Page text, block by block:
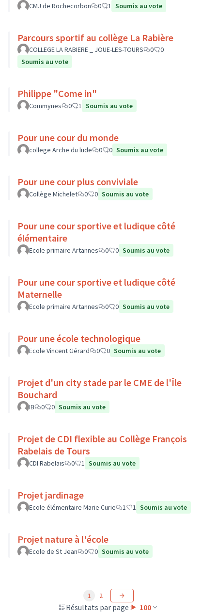
CMJ de Rochecorbon 0 1 Soumis au vote
Parcours sportif au collège La Rabière
COLLEGE LA RABIERE _ JOUE-LES-TOURS 0
0
Soumis au vote
Philippe "Come in"
Commynes 0 1 Soumis au vote
Pour une cour du monde
college Arche du lude 0 0 Soumis au vote
Pour une cour plus conviviale
Collège Michelet 0 0 Soumis au vote
Pour une cour sportive et ludique côté
élémentaire
Ecole primaire Artannes 0 0 Soumis au vote
Pour une cour sportive et ludique côté
Maternelle
Ecole primaire Artannes 0 0 Soumis au vote
Pour une école technologique
Ecole Vincent Gérard 0 0 Soumis au vote
Projet d'un city stade par le CME de l'Île
Bouchard
IB 0 0 Soumis au vote
Projet de CDI flexible au Collège François
Rabelais de Tours
CDI Rabelais 0 1 Soumis au vote
Projet jardinage
Ecole élémentaire Marie Curie 1 1 Soumis au vote
Projet nature à l'école
Ecole de St Jean 0 0 Soumis au vote
Résultats par page : 100
1 2